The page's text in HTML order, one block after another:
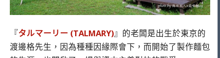
『タルマーリー (TALMARY)』的老闆是出生於東京的
渡邊格先生，因為種種因緣際會下，而開始了製作麵包